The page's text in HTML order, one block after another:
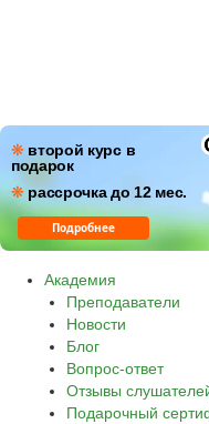
❋ второй курс в
подарок
❋ рассрочка до 12 мес.
Подробнее
ПН–ПТ: c 09:00 до 18:00
СБ–ВС: с 10:00 до 16:00
Звонок по России
Академия
Преподаватели
Новости
Блог
Вопрос-ответ
Отзывы
Подарочный